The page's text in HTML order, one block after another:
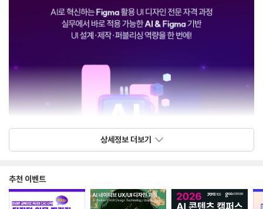
상세정보 더보기
추천 이벤트